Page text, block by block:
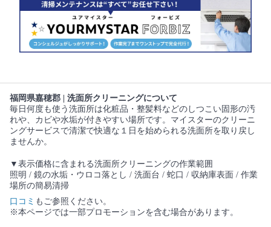
福岡県嘉穂郡 | 洗面所クリーニングについて
毎日何度も使う洗面所は化粧品・整髪料などのしつこい固形の汚
れや、カビや水垢が付きやすい場所です。マイスターのクリーニ
ングサービスで清潔で快適な１日を始められる洗面所を取り戻し
ませんか。
▼表示価格に含まれる洗面所クリーニングの作業範囲
照明 / 鏡の水垢・ウロコ落とし / 洗面台 / 蛇口 / 収納庫表面 / 作業
場所の簡易清掃
口コミ もご参照ください。
※本ページでは一部プロモーションを含む場合があります。